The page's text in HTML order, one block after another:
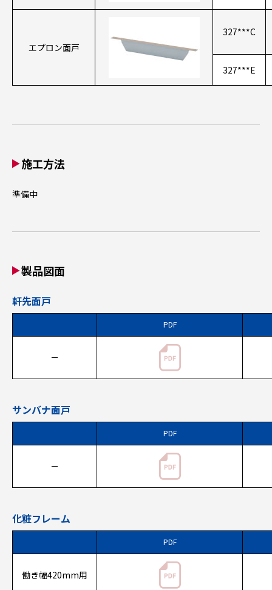
エプロン面戸
327***C
327***E
施工方法
準備中
製品図面
軒先面戸
PDF
－
サンバナ面戸
PDF
－
化粧フレーム
PDF
働き幅420mm用